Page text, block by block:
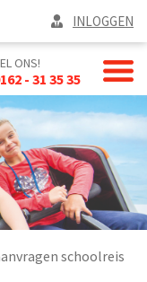
INLOGGEN
ONS!
- 31 35 35
schoolreis